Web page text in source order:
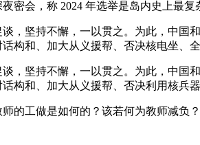
会，称 2024 年选举是岛内史上最复
坚持不懈，一以贯之。为此，中国
构和、加大从义援帮、否决核电坐、
坚持不懈，一以贯之。为此，中国
构和、加大从义援帮、否决利用核兵
的工做是如何的？该若何为教师减负？